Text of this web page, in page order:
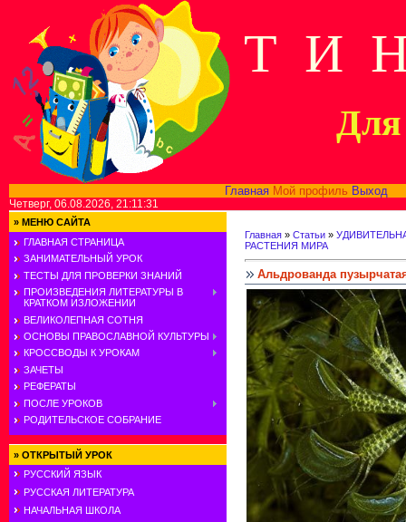
Т И
Для
Главная Мой профиль Выход
Четверг, 06.08.2026, 21:11:31
» МЕНЮ САЙТА
ГЛАВНАЯ СТРАНИЦА
ЗАНИМАТЕЛЬНЫЙ УРОК
ТЕСТЫ ДЛЯ ПРОВЕРКИ ЗНАНИЙ
ПРОИЗВЕДЕНИЯ ЛИТЕРАТУРЫ В
КРАТКОМ ИЗЛОЖЕНИИ
ВЕЛИКОЛЕПНАЯ СОТНЯ
ОСНОВЫ ПРАВОСЛАВНОЙ КУЛЬТУРЫ
КРОССВОДЫ К УРОКАМ
ЗАЧЕТЫ
РЕФЕРАТЫ
ПОСЛЕ УРОКОВ
РОДИТЕЛЬСКОЕ СОБРАНИЕ
» ОТКРЫТЫЙ УРОК
РУССКИЙ ЯЗЫК
РУССКАЯ ЛИТЕРАТУРА
НАЧАЛЬНАЯ ШКОЛА
Главная » Статьи »
РАСТЕНИЯ МИРА
Альдрованда